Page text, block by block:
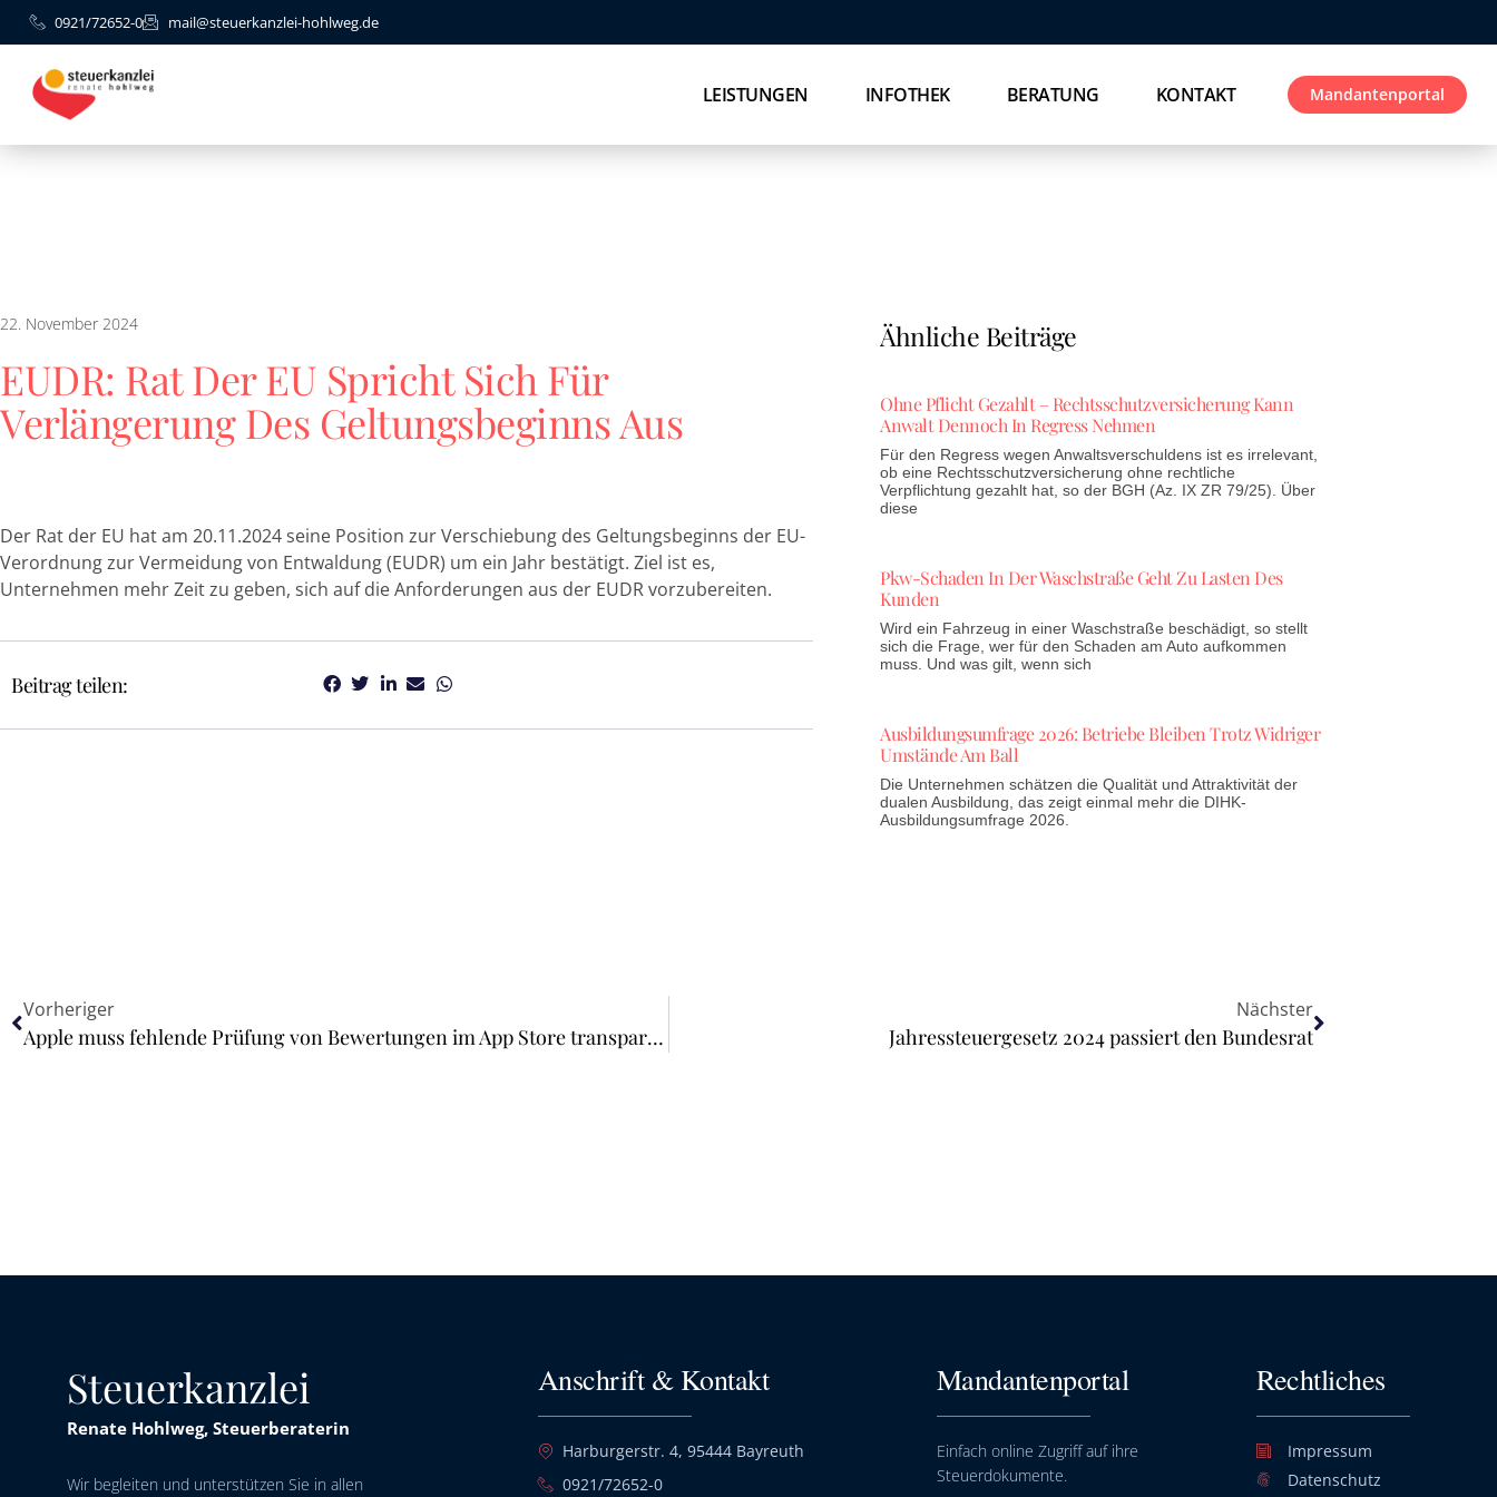
0921/72652-0 mail@steuerkanzlei-hohlweg.de
LEISTUNGEN INFOTHEK BERATUNG KONTAKT Mandantenportal
22. November 2024
EUDR: Rat Der EU Spricht Sich Für
Verlängerung Des Geltungsbeginns Aus
Der Rat der EU hat am 20.11.2024 seine Position zur Verschiebung des Geltungsbeginns der EU-
Verordnung zur Vermeidung von Entwaldung (EUDR) um ein Jahr bestätigt. Ziel ist es,
Unternehmen mehr Zeit zu geben, sich auf die Anforderungen aus der EUDR vorzubereiten.
Beitrag teilen:
Ähnliche Beiträge
Ohne Pflicht Gezahlt – Rechtsschutzversicherung Kann
Anwalt Dennoch In Regress Nehmen
Für den Regress wegen Anwaltsverschuldens ist es irrelevant,
ob eine Rechtsschutzversicherung ohne rechtliche
Verpflichtung gezahlt hat, so der BGH (Az. IX ZR 79/25). Über
diese
Pkw-Schaden In Der Waschstraße Geht Zu Lasten Des
Kunden
Wird ein Fahrzeug in einer Waschstraße beschädigt, so stellt
sich die Frage, wer für den Schaden am Auto aufkommen
muss. Und was gilt, wenn sich
Ausbildungsumfrage 2026: Betriebe Bleiben Trotz Widriger
Umstände Am Ball
Die Unternehmen schätzen die Qualität und Attraktivität der
dualen Ausbildung, das zeigt einmal mehr die DIHK-
Ausbildungsumfrage 2026.
Vorheriger
Apple muss fehlende Prüfung von Bewertungen im App Store transparent machen
Nächster
Jahressteuergesetz 2024 passiert den Bundesrat
Steuerkanzlei
Renate Hohlweg, Steuerberaterin
Wir begleiten und unterstützen Sie in allen
Anschrift & Kontakt
Harburgerstr. 4, 95444 Bayreuth
0921/72652-0
Mandantenportal
Einfach online Zugriff auf ihre
Steuerdokumente.
Rechtliches
Impressum
Datenschutz